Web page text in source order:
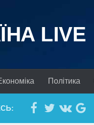
LIVE
Політика